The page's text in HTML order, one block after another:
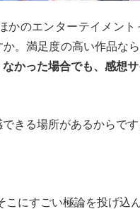
かのエンターテイメン
か。満足度の高い作品な
なかった場合でも、感想
きる場所があるからです
こにすごい極論を投げ込